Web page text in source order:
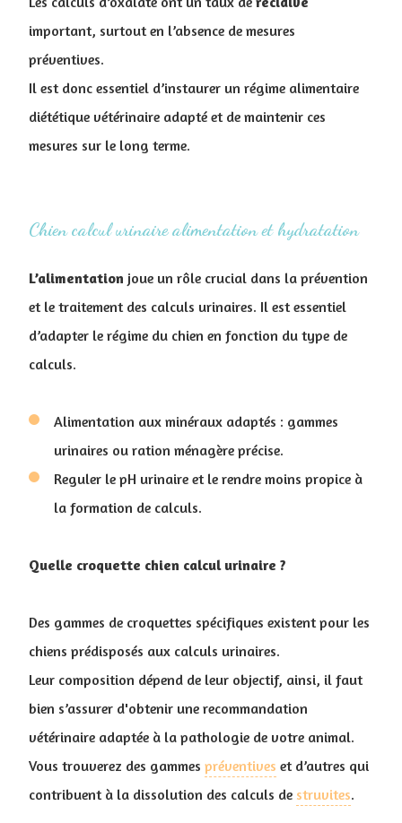
important, surtout en l’absence de mesures
préventives.
Il est donc essentiel d’instaurer un régime alimentaire
diététique vétérinaire adapté et de maintenir ces
mesures sur le long terme.
Chien calcul urinaire alimentation et hydratation
L’alimentation joue un rôle crucial dans la prévention
et le traitement des calculs urinaires. Il est essentiel
d’adapter le régime du chien en fonction du type de
calculs.
Alimentation aux minéraux adaptés : gammes
urinaires ou ration ménagère précise.
Reguler le pH urinaire et le rendre moins propice à
la formation de calculs.
Quelle croquette chien calcul urinaire ?
Des gammes de croquettes spécifiques existent pour les
chiens prédisposés aux calculs urinaires.
Leur composition dépend de leur objectif, ainsi, il faut
bien s’assurer d'obtenir une recommandation
vétérinaire adaptée à la pathologie de votre animal.
Vous trouverez des gammes préventives et d’autres qui
contribuent à la dissolution des calculs de struvites.